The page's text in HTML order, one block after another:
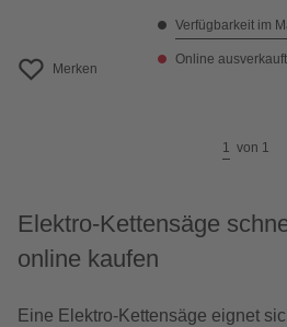
Merken
Verfügbarkeit im
Online ausverkauft
1 von 1
Elektro-Kettensäge
online kaufen
Eine Elektro-Kettensäge eignet